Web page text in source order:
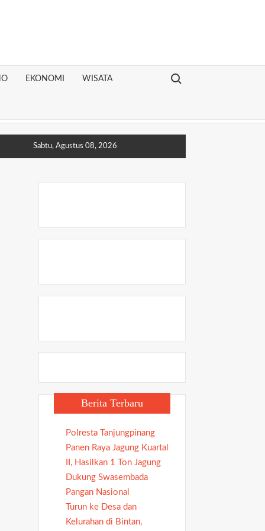
EKONOMI WISATA
Search for:
Sabtu, Agustus 08, 2026
Berita Terbaru
Polresta Tanjungpinang
Panen Raya Jagung Kuartal
II, Hasilkan 1 Ton Jagung
Dukung Swasembada
Pangan Nasional
Turun ke Desa dan
Kelurahan di Bintan,